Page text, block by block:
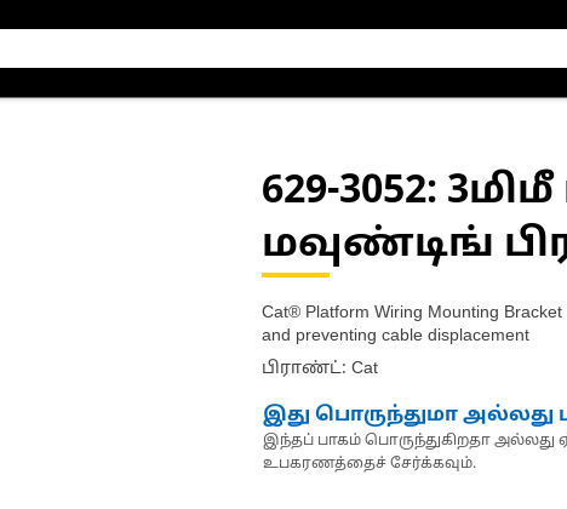
629-3052:
மவுண்டிங்
Cat® Platform Wiring Mounting
and preventing cable displacement
பிராண்ட்: Cat
இது பொருந்துமா அல்லது
இந்தப் பாகம் பொருந்துகிறதா அல்லது
உபகரணத்தைச் சேர்க்கவும்.